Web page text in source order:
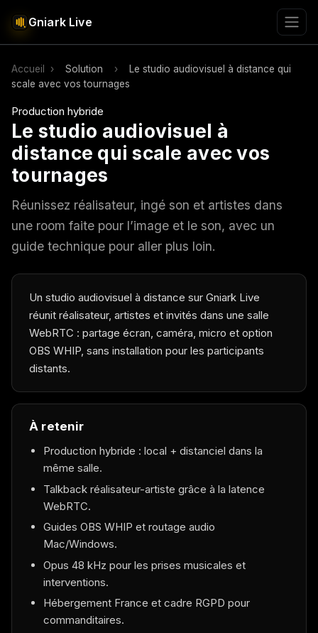
Gniark Live
Accueil › Solution ›
Le studio audiovisuel à distance qui
scale avec vos tournages
Production hybride
Le studio audiovisuel à
distance qui scale avec vos
tournages
Réunissez réalisateur, ingé son et artistes dans
une room faite pour l’image et le son, avec un
guide technique pour aller plus loin.
Un studio audiovisuel à distance sur Gniark Live
réunit réalisateur, artistes et invités dans une salle
WebRTC : partage écran, caméra, micro et option
OBS WHIP, sans installation pour les participants
distants.
À retenir
Production hybride : local + distanciel dans la
même salle.
Talkback réalisateur-artiste grâce à la latence
WebRTC.
Guides OBS WHIP et routage audio
Mac/Windows.
Opus 48 kHz pour les prises musicales et
interventions.
Hébergement France et cadre RGPD pour
commanditaires.